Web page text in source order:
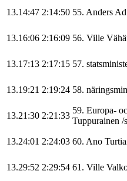
13.14:47 2:14:50 55. Anders
13.16:06 2:16:09 56. Ville
13.17:13 2:17:15 57.
13.19:21 2:19:24 58.
13.21:30 2:21:33
59. Europa-
Tuppurainen /
13.24:01 2:24:03 60. Ano
13.29:52 2:29:54 61. Ville